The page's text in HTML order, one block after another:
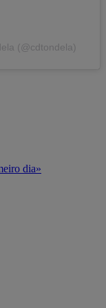
(@cdtondela)
dia»